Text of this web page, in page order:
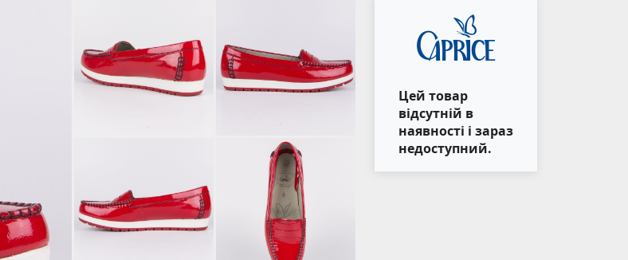
Цей товар
відсутній в
наявності і зараз
недоступний.